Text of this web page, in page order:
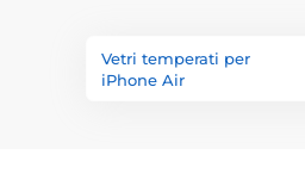
Vetri temperati per
iPhone Air